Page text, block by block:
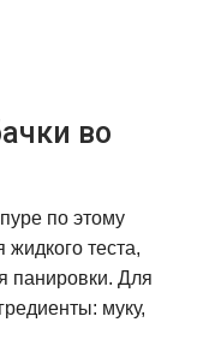
во
по этому
жидкого теста,
панировки. Для
муку,